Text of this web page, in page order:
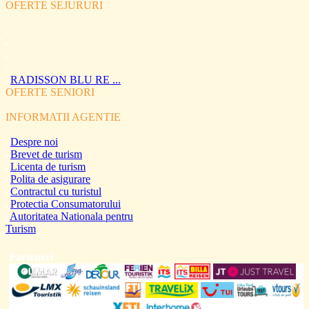
OFERTE SEJURURI
RADISSON BLU RE ...
OFERTE SENIORI
INFORMATII AGENTIE
Despre noi
Brevet de turism
Licenta de turism
Polita de asigurare
Contractul cu turistul
Protectia Consumatorului
Autoritatea Nationala pentru
Turism
Parteneri